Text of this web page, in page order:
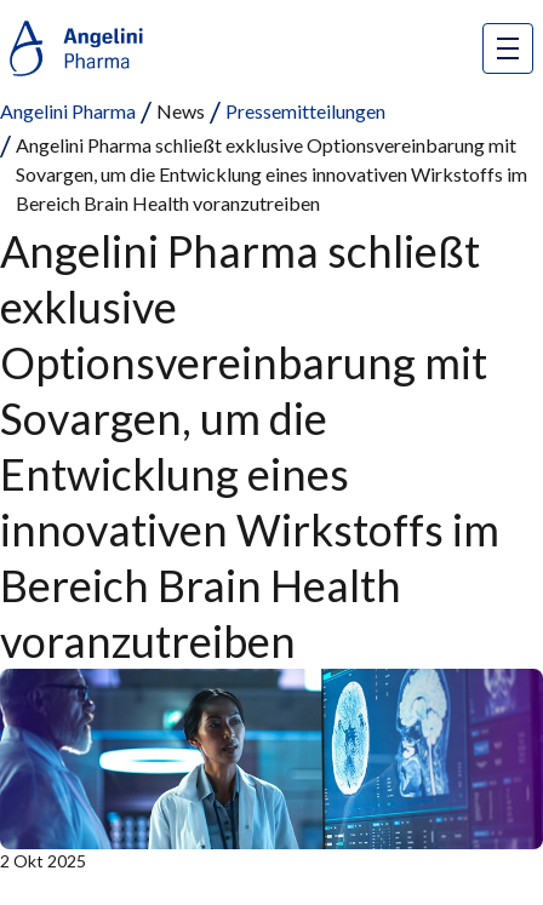
Angelini Pharma News
Pressemitteilungen
Angelini Pharma schließt exklusive Optionsvereinbarung mit
Sovargen, um die Entwicklung eines innovativen Wirkstoffs im
Bereich Brain Health voranzutreiben
Angelini Pharma schließt
exklusive
Optionsvereinbarung mit
Sovargen, um die
Entwicklung eines
innovativen Wirkstoffs im
Bereich Brain Health
voranzutreiben
Published:
2 Okt 2025